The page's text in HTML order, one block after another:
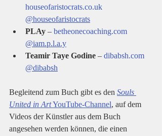
houseofaristocrats.co.uk
@houseofaristocrats
PLAy – betheonecoaching.com
@iam.p.l.a.y
Teamir Taye Godine – dibabsh.com
@dibabsh
Begleitend zum Buch gibt es den Souls
United in Art YouTube-Channel, auf dem
Videos der Künstler aus dem Buch
angesehen werden können, die einen